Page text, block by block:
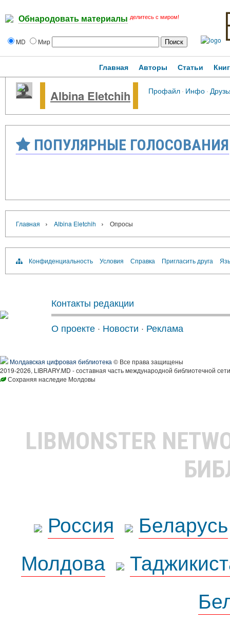
Обнародовать материалы делитесь с миром!
MD Мир
Главная Авторы Статьи
Albina Eletchih Профайл· Инфо·
ПОПУЛЯРНЫЕ ГОЛОСОВАНИЯ
Главная › Albina Eletchih › Опросы
Конфиденциальность Условия Справка Пригласить друга
Контакты редакции
О проекте · Новости · Реклама
Молдавская цифровая библиотека © Все права защищены
2019-2026, LIBRARY.MD - составная часть международной библиотечной
Сохраняя наследие Молдовы
LIBMONSTER
Россия
Беларусь
Молдова